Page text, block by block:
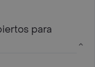
para